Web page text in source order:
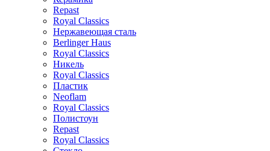
Repast
Royal Classics
Нержавеющая сталь
Berlinger Haus
Royal Classics
Никель
Royal Classics
Пластик
Neoflam
Royal Classics
Полистоун
Repast
Royal Classics